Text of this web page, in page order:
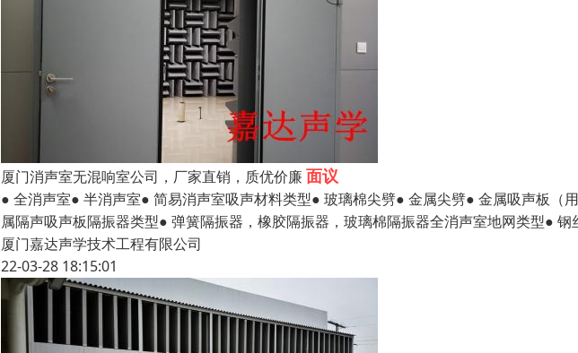
厦门消声室无混响室公司，厂家直销，质优价廉面议
● 全消声室● 半消声室● 简易消声室吸声材料类型● 玻璃棉尖劈● 金属尖劈● 金属吸声板（
属隔声吸声板隔振器类型● 弹簧隔振器，橡胶隔振器，玻璃棉隔振器全消声室地网类型●
厦门嘉达声学技术工程有限公司
22-03-28 18:15:01